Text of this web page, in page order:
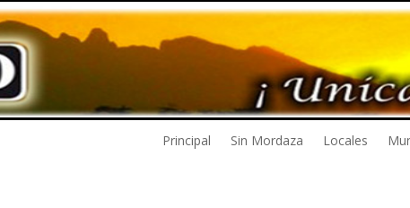
Principal Sin Mordaza Locales